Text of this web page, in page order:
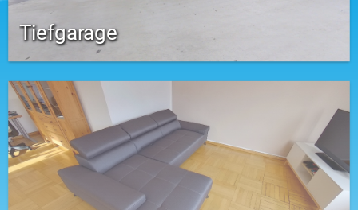
Tiefgarage